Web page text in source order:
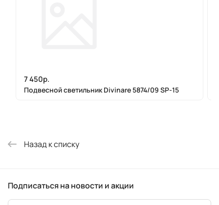
7 450р.
Подвесной светильник Divinare 5874/09 SP-15
Назад к списку
Подписаться на новости и акции